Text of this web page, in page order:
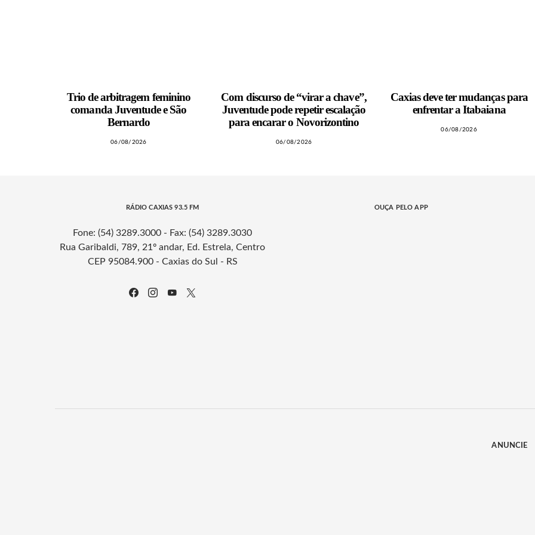
Trio de arbitragem feminino
comanda Juventude e São
Bernardo
06/08/2026
Com discurso de “virar a chave”,
Juventude pode repetir escalação
para encarar o Novorizontino
06/08/2026
Caxias deve ter mudanças para
enfrentar a Itabaiana
06/08/2026
RÁDIO CAXIAS 93.5 FM
Fone: (54) 3289.3000 - Fax: (54) 3289.3030
Rua Garibaldi, 789, 21º andar, Ed. Estrela, Centro
CEP 95084.900 - Caxias do Sul - RS
OUÇA PELO APP
ANUNCIE